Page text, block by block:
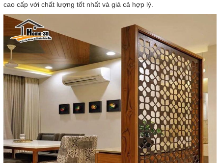
cao cấp với chất lượng tốt nhất và giá cả hợp lý.